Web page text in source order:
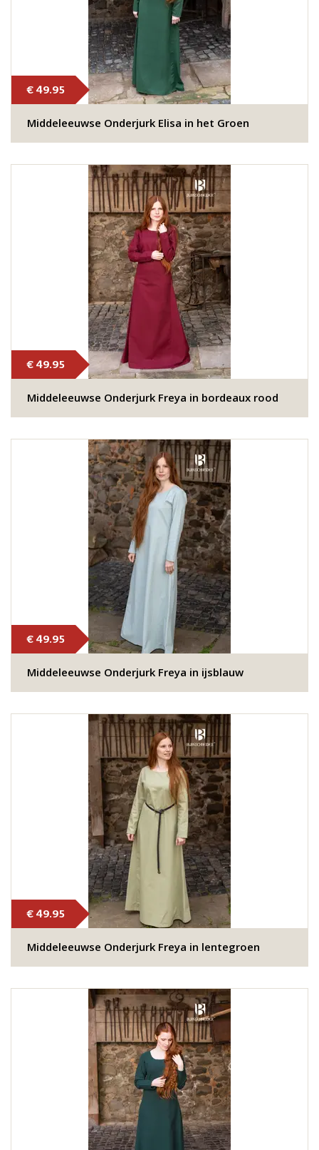
€ 49.95
Middeleeuwse Onderjurk Elisa in het Groen
€ 49.95
Middeleeuwse Onderjurk Freya in bordeaux rood
€ 49.95
Middeleeuwse Onderjurk Freya in ijsblauw
€ 49.95
Middeleeuwse Onderjurk Freya in lentegroen